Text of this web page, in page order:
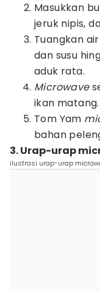
Masukkan
jeruk nipis,
Tuangkan
dan susu
aduk rata.
Microwave
ikan
Tom Yam
bahan
3. Urap-urap
ilustrasi urap-urap